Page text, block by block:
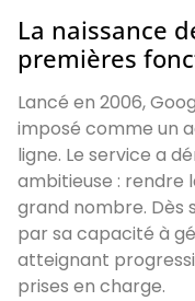
La naissance
premières
Lancé en 2006,
imposé comme un
ligne. Le service a
ambitieuse : rendre
grand nombre. Dès
par sa capacité à
atteignant
prises en charge.